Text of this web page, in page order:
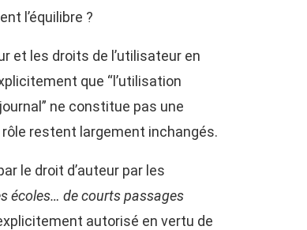
l’équilibre ?
et les droits de l’utilisateur en
que “l’utilisation
ne constitue pas une
rôle restent largement inchangés.
le droit d’auteur par les
écoles… de courts passages
autorisé en vertu de